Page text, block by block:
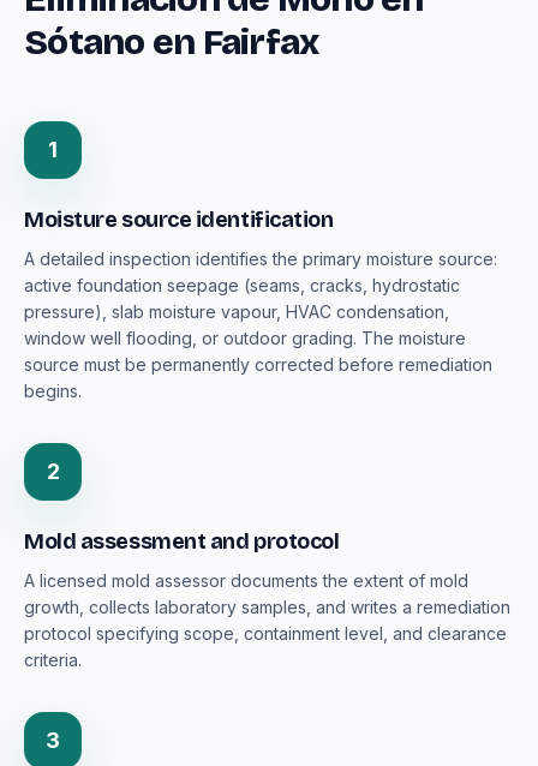
Sótano en Fairfax
1
Moisture source identification
A detailed inspection identifies the primary moisture source:
active foundation seepage (seams, cracks, hydrostatic
pressure), slab moisture vapour, HVAC condensation,
window well flooding, or outdoor grading. The moisture
source must be permanently corrected before remediation
begins.
2
Mold assessment and protocol
A licensed mold assessor documents the extent of mold
growth, collects laboratory samples, and writes a remediation
protocol specifying scope, containment level, and clearance
criteria.
3